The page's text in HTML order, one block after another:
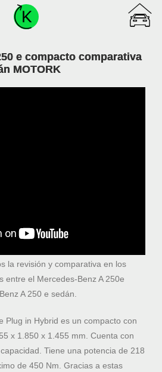
e compacto comparativa
MOTORK
la revisión y comparativa en los
entre el Mercedes-Benz A 250e
A 250 e sedán.
Plug in Hybrid es un compacto con
x 1.850 x 1.455 mm. Cuenta con
Tiene una potencia de 218
de 450 Nm. Gracias a estas